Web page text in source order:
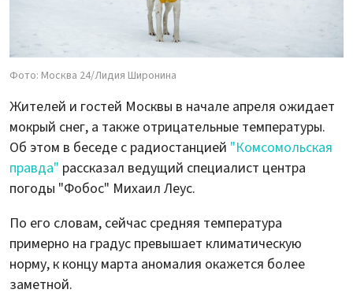
Фото: Москва 24/Лидия Широнина
Жителей и гостей Москвы в начале апреля ожидает
мокрый снег, а также отрицательные температуры.
Об этом в беседе с радиостанцией "Комсомольская
правда" рассказал ведущий специалист центра
погоды "Фобос" Михаил Леус.
По его словам, сейчас средняя температура
примерно на градус превышает климатическую
норму, к концу марта аномалия окажется более
заметной.